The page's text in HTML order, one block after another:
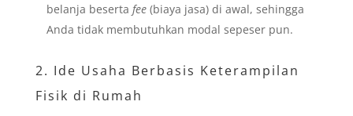
belanja beserta fee(biaya jasa) di awal, sehingga
Anda tidak membutuhkan modal sepeser pun.
2. Ide Usaha Berbasis Keterampilan
Fisik di Rumah